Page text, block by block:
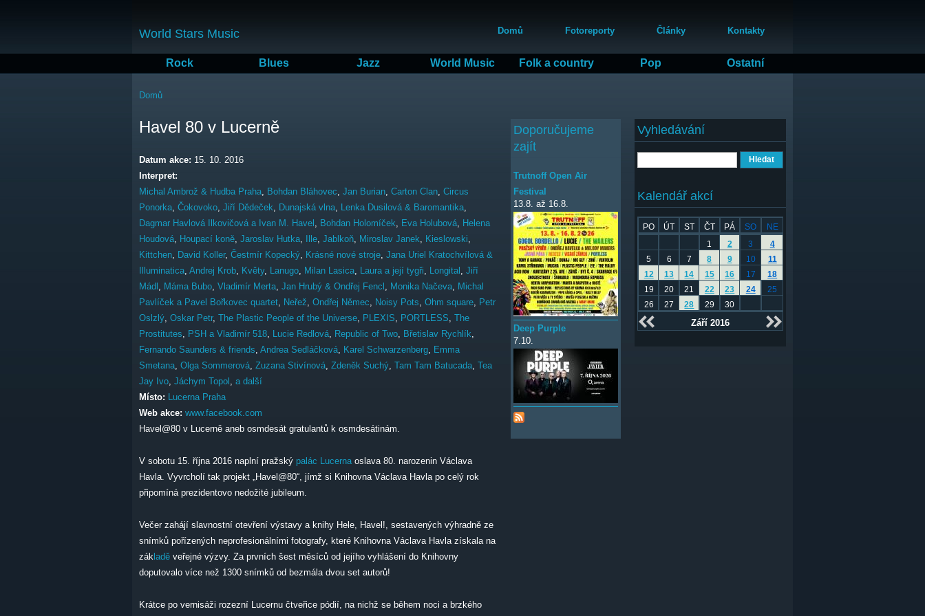
obsahu
World Stars Music Domů Fotoreporty Články Kontakty
Rock Blues Jazz World Music Folk a country Pop Ostatní
Jste zde
Domů
Havel 80 v Lucerně
Datum akce: 15. 10. 2016
Interpret:
Michal Ambrož & Hudba Praha, Bohdan Bláhovec, Jan Burian, Carton Clan, Circus
Ponorka, Čokovoko, Jiří Dědeček, Dunajská vlna, Lenka Dusilová & Baromantika,
Dagmar Havlová Ilkovičová a Ivan M. Havel , Bohdan Holomíček, Eva Holubová, Helena
Houdová, Houpací koně, Jaroslav Hutka, Ille, Jablkoň, Miroslav Janek, Kieslowski,
Kittchen, David Koller, Čestmír Kopecký, Krásné nové stroje, Jana Uriel Kratochvílová &
Illuminatica, Andrej Krob, Květy, Lanugo, Milan Lasica, Laura a její tygři, Longital , Jiří
Mádl , Máma Bubo, Vladimír Merta, Jan Hrubý & Ondřej Fencl , Monika Načeva, Michal
Pavlíček a Pavel Bořkovec quartet, Neřež, Ondřej Němec, Noisy Pots, Ohm square, Petr
Oslzlý, Oskar Petr, The Plastic People of the Universe, PLEXIS, PORTLESS, The
Prostitutes, PSH a Vladimír 518, Lucie Redlová, Republic of Two, Břetislav Rychlík,
Fernando Saunders & friends, Andrea Sedláčková, Karel Schwarzenberg, Emma
Smetana, Olga Sommerová, Zuzana Stivínová, Zdeněk Suchý, Tam Tam Batucada, Tea
Jay Ivo, Jáchym Topol , a další
Místo: Lucerna Praha
Web akce: www.facebook.com
Havel@80 v Lucerně aneb osmdesát gratulantů k osmdesátinám.
V sobotu 15. října 2016 naplní pražský palác Lucernaoslava 80. narozenin Václava
Havla. Vyvrcholí tak projekt „Havel@80“, jímž si Knihovna Václava Havla po celý rok
připomíná prezidentovo nedožité jubileum.
Večer zahájí slavnostní otevření výstavy a knihy Hele, Havel!, sestavených výhradně ze
snímků pořízených neprofesionálními fotografy, které Knihovna Václava Havla získala na
zák ladě veřejné výzvy. Za prvních šest měsíců od jejího vyhlášení do Knihovny
doputovalo více než 1300 snímků od bezmála dvou set autorů!
Krátce po vernisáži rozezní Lucernu čtveřice pódií, na nichž se během noci a brzkého
Vyhledávání
Kalendář akcí
PO ÚT ST ČT PÁ SO
NE
1
2 3
4
5
6 7 8 9 10
11
12
13 14 15 16 17
18
19
20 21 22 23 24
25
26
27 28 29 30
Září 2016
Doporučujeme
zajít
Trutnoff Open Air
Festival
13.8. až 16.8.
Deep Purple
7.10.